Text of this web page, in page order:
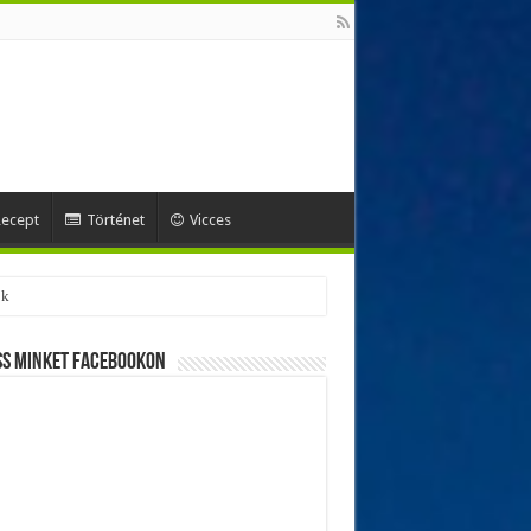
Történet Vicces
minket Facebookon